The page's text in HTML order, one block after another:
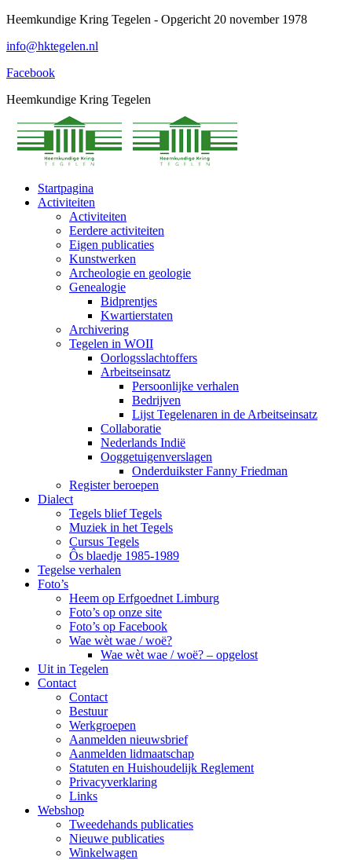
Spring
content
Heemkundige Kring Tegelen - Opgericht 20 november 1978
info@hktegelen.nl
Facebook
Heemkundige Kring Tegelen
Startpagina
Activiteiten
Activiteiten
Eerdere activiteiten
Eigen publicaties
Kunstwerken
Archeologie en geologie
Genealogie
Bidprentjes
Kwartierstaten
Archivering
Tegelen in WOII
Oorlogsslachtoffers
Arbeitseinsatz
Persoonlijke verhalen
Bedrijven
Lijst Tegelenaren in de Arbeitseinsatz
Collaboratie
Nederlands Indië
Ooggetuigenverslagen
Onderduikster Fanny Friedman
Register beroepen
Dialect
Tegels blief Tegels
Muziek in het Tegels
Cursus Tegels
Ôs blaedje 1985-1989
Tegelse verhalen
Foto’s
Heem op Erfgoednet Limburg
Foto’s op onze site
Foto’s op Facebook
Wae wèt wae / woë?
Wae wèt wae / woë? – opgelost
Uit in Tegelen
Contact
Contact
Bestuur
Werkgroepen
Aanmelden nieuwsbrief
Aanmelden lidmaatschap
Statuten en Huishoudelijk Reglement
Privacyverklaring
Links
Webshop
Tweedehands publicaties
Nieuwe publicaties
Winkelwagen